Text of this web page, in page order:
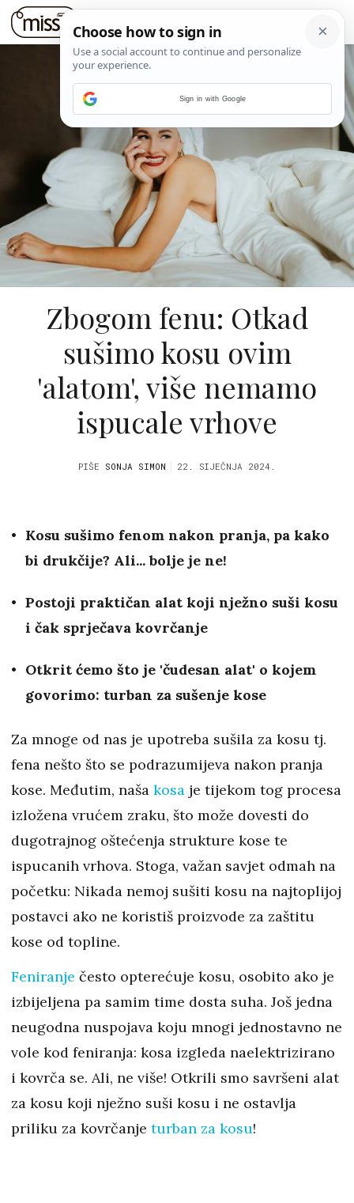
Zbogom fenu: Otkad
sušimo kosu ovim
'alatom', više nemamo
ispucale vrhove
PIŠE SONJA SIMON 22. SIJEČNJA 2024.
Kosu sušimo fenom nakon pranja, pa kako
bi drukčije? Ali... bolje je ne!
Postoji praktičan alat koji nježno suši kosu
i čak sprječava kovrčanje
Otkrit ćemo što je 'čudesan alat' o kojem
govorimo: turban za sušenje kose
Za mnoge od nas je upotreba sušila za kosu tj.
fena nešto što se podrazumijeva nakon pranja
kose. Međutim, naša kosa je tijekom tog procesa
izložena vrućem zraku, što može dovesti do
dugotrajnog oštećenja strukture kose te
ispucanih vrhova. Stoga, važan savjet odmah na
početku: Nikada nemoj sušiti kosu na najtoplijoj
postavci ako ne koristiš proizvode za zaštitu
kose od topline.
Feniranje često opterećuje kosu, osobito ako je
izbijeljena pa samim time dosta suha. Još jedna
neugodna nuspojava koju mnogi jednostavno ne
vole kod feniranja: kosa izgleda naelektrizirano
i kovrča se. Ali, ne više! Otkrili smo savršeni alat
za kosu koji nježno suši kosu i ne ostavlja
priliku za kovrčanje turban za kosu!
Sign in with Google